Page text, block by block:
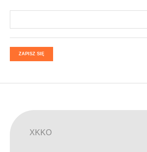
ZAPISZ SIĘ
XKKO